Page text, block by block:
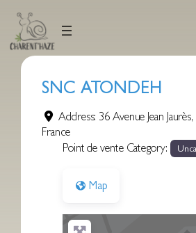
contenu
SNC ATONDEH
Address: 36 Avenue Jean Jaurès,
France
Point de vente Category:
Map